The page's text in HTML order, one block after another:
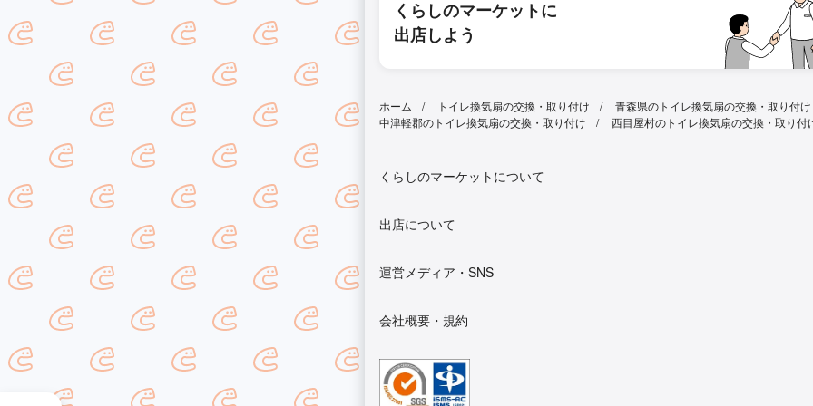
くらしのマーケットに
出店しよう
ホーム トイレ換気扇の交換・取り付け
青森県のトイレ換気扇の交換・取り付け
中津軽郡のトイレ換気扇の交換・取り付け
西目屋村のトイレ換気扇の交換・取り付
くらしのマーケットについて
出店について
運営メディア・SNS
会社概要・規約